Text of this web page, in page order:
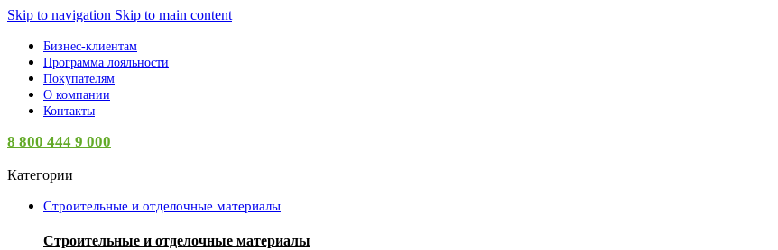
Skip to navigation Skip to main content
Бизнес-клиентам
Программа лояльности
Покупателям
О компании
Контакты
8 800 444 9 000
Категории
Строительные и отделочные материалы
Строительные и отделочные материалы